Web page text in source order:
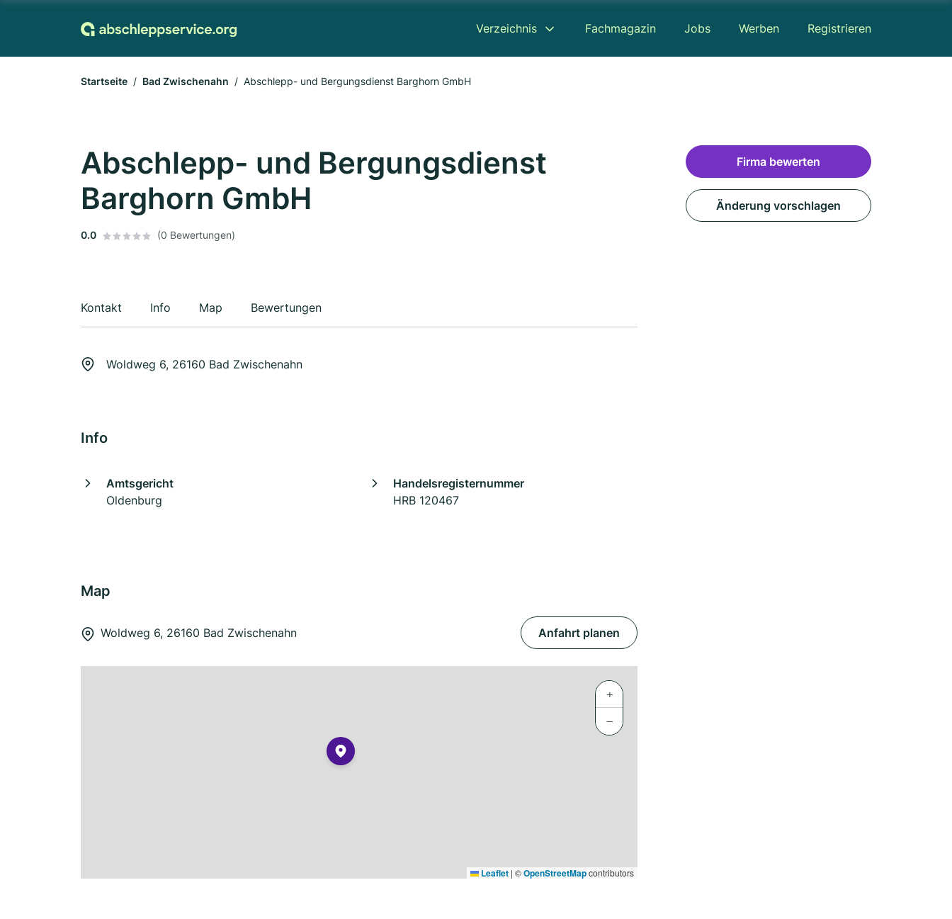
Verzeichnis Fachmagazin Jobs Werben Registrieren
Startseite Bad Zwischenahn Abschlepp- und Bergungsdienst Barghorn GmbH
Abschlepp- und Bergungsdienst
Barghorn GmbH
0.0 (0 Bewertungen)
Kontakt Info Map Bewertungen
Woldweg 6, 26160 Bad Zwischenahn
Info
Amtsgericht
Oldenburg
Handelsregisternummer
HRB 120467
Map
Woldweg 6, 26160 Bad Zwischenahn Anfahrt planen
+
−
Leaflet | ©OpenStreetMapcontributors
Firma bewerten
Änderung vorschlagen